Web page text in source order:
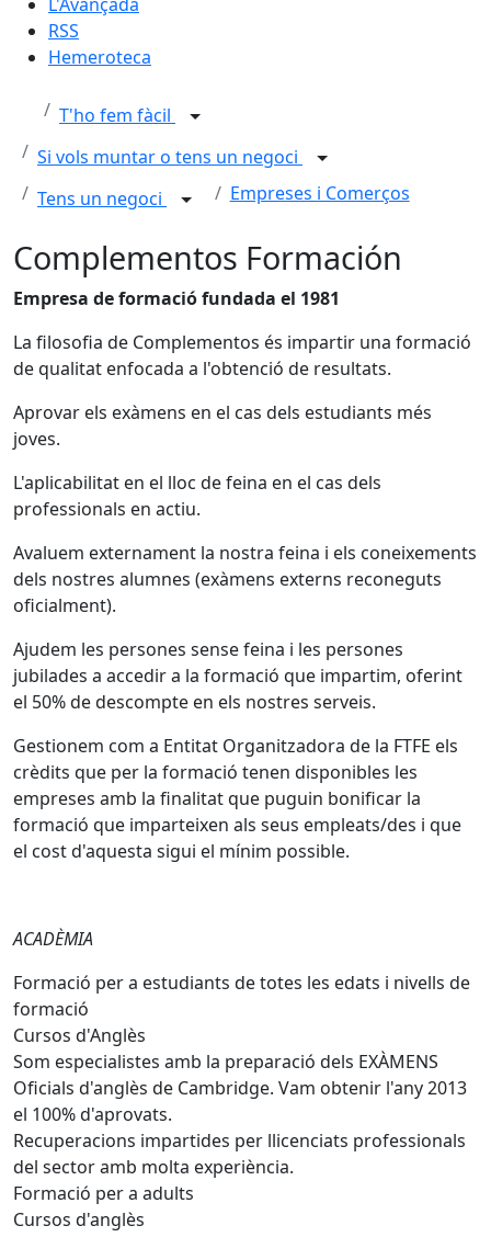
RSS
Hemeroteca
T'ho fem fàcil
Si vols muntar o tens un negoci
Tens un negoci
Empreses i Comerços
Complementos Formación
Empresa de formació fundada el 1981
La filosofia de Complementos és impartir una formació
de qualitat enfocada a l'obtenció de resultats.
Aprovar els exàmens en el cas dels estudiants més
joves.
L'aplicabilitat en el lloc de feina en el cas dels
professionals en actiu.
Avaluem externament la nostra feina i els coneixements
dels nostres alumnes (exàmens externs reconeguts
oficialment).
Ajudem les persones sense feina i les persones
jubilades a accedir a la formació que impartim, oferint
el 50% de descompte en els nostres serveis.
Gestionem com a Entitat Organitzadora de la FTFE els
crèdits que per la formació tenen disponibles les
empreses amb la finalitat que puguin bonificar la
formació que imparteixen als seus empleats/des i que
el cost d'aquesta sigui el mínim possible.
ACADÈMIA
Formació per a estudiants de totes les edats i nivells de
formació
Cursos d'Anglès
Som especialistes amb la preparació dels EXÀMENS
Oficials d'anglès de Cambridge. Vam obtenir l'any 2013
el 100% d'aprovats.
Recuperacions impartides per llicenciats professionals
del sector amb molta experiència.
Formació per a adults
Cursos d'anglès